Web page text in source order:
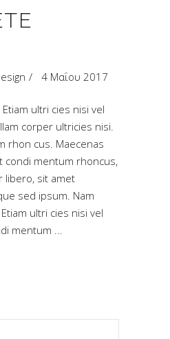
4 Μαΐου 2017
ultri cies nisi vel
corper ultricies nisi.
rhon cus. Maecenas
condi mentum rhoncus,
libero, sit amet
sed ipsum. Nam
ultri cies nisi vel
mentum